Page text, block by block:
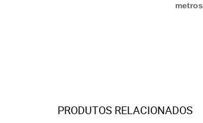
metros
PRODUTOS RELACIONADOS